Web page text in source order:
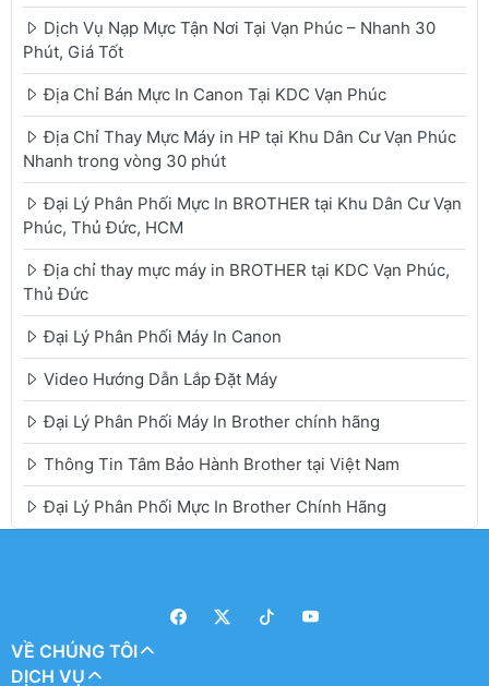
Dịch Vụ Nạp Mực Tận Nơi Tại Vạn Phúc – Nhanh 30
Phút, Giá Tốt
Địa Chỉ Bán Mực In Canon Tại KDC Vạn Phúc
Địa Chỉ Thay Mực Máy in HP tại Khu Dân Cư Vạn Phúc
Nhanh trong vòng 30 phút
Đại Lý Phân Phối Mực In BROTHER tại Khu Dân Cư Vạn
Phúc, Thủ Đức, HCM
Địa chỉ thay mực máy in BROTHER tại KDC Vạn Phúc,
Thủ Đức
Đại Lý Phân Phối Máy In Canon
Video Hướng Dẫn Lắp Đặt Máy
Đại Lý Phân Phối Máy In Brother chính hãng
Thông Tin Tâm Bảo Hành Brother tại Việt Nam
Đại Lý Phân Phối Mực In Brother Chính Hãng
VỀ CHÚNG TÔI
DỊCH VỤ